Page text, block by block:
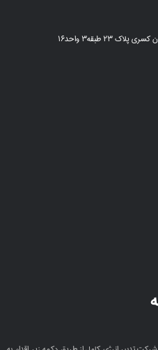
۲۳ طبقه۳ واحد۱۶